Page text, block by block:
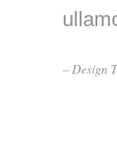
– Design